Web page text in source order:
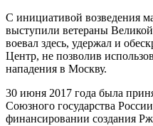
С инициативой возведения
выступили ветераны
воевал здесь, удержал и
Центр, не позволив
нападения в Москву.
30 июня 2017 года была
Союзного государства
финансировании создания